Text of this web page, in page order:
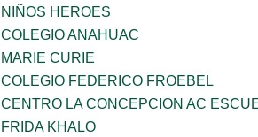
NIÑOS HEROES
COLEGIO ANAHUAC
MARIE CURIE
COLEGIO FEDERICO FROEBEL
CENTRO LA CONCEPCION AC
FRIDA KHALO